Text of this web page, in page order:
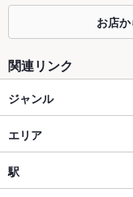
ソファー
テラス席
設備
Wi-Fi
お店
関連リンク
ジャンル
韓国料理
サムギョプサル
エリア
栄
駅